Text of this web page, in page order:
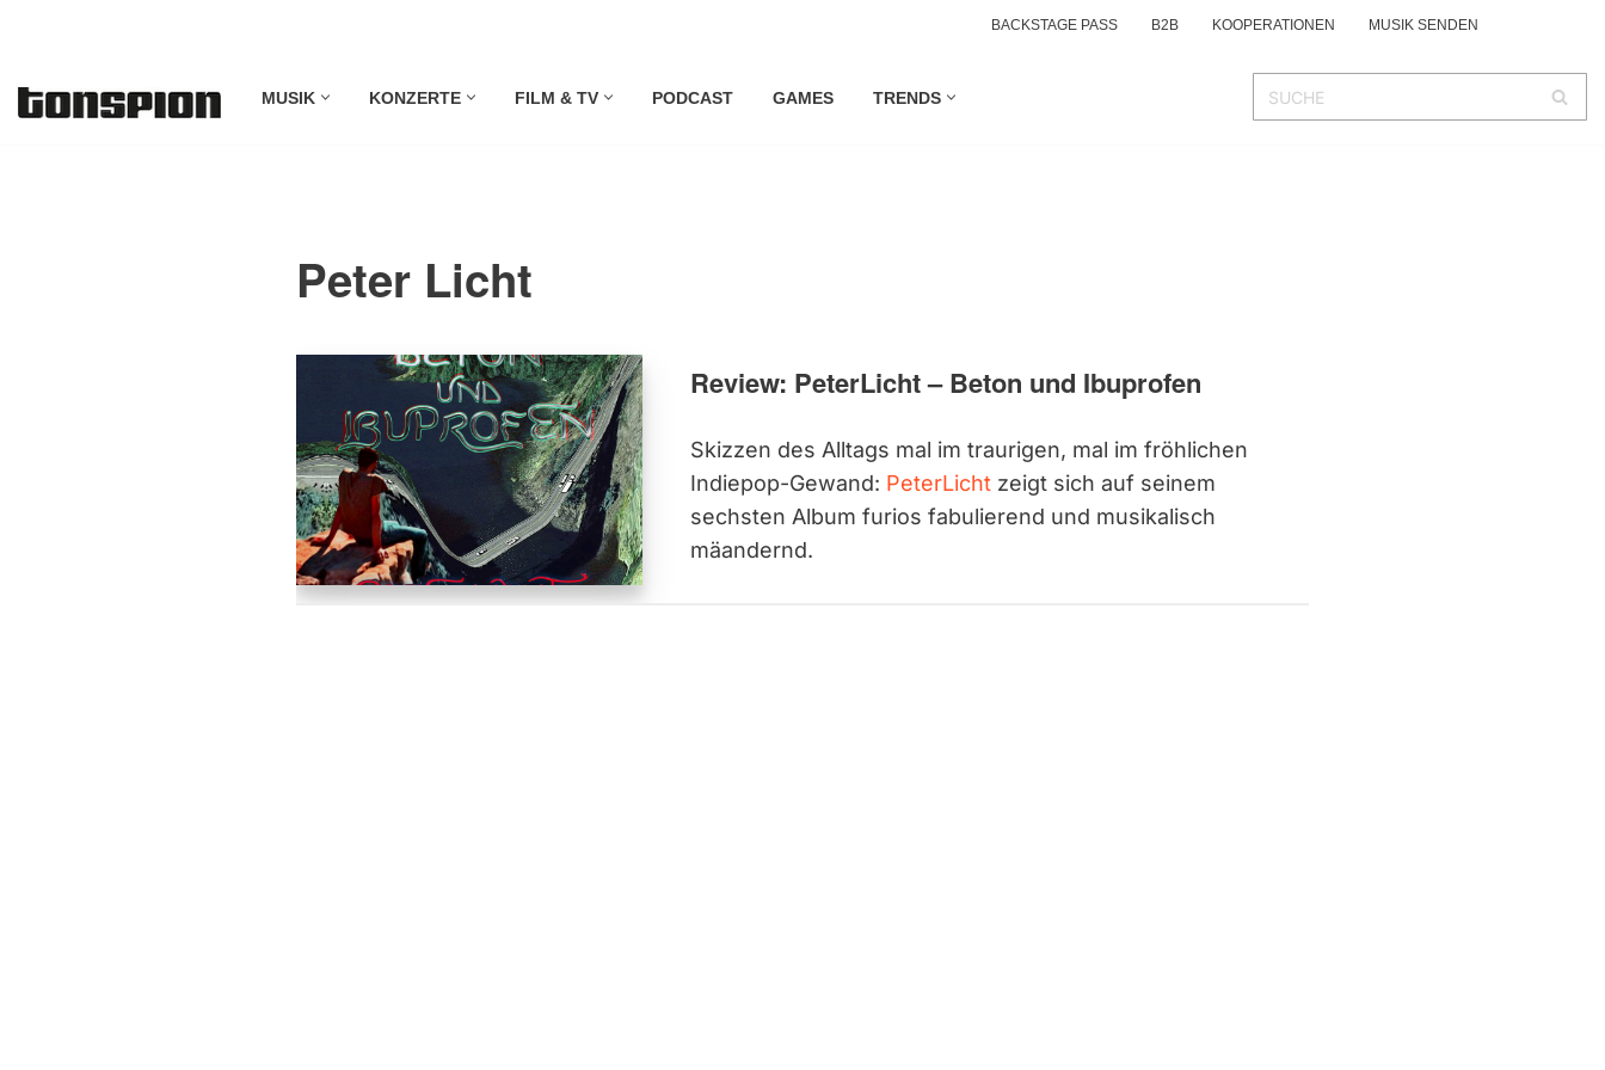
Inhalt
BACKSTAGE PASS B2B KOOPERATIONEN MUSIK SENDEN
MUSIK KONZERTE FILM & TV PODCAST GAMES TRENDS
Peter Licht
Review: PeterLicht – Beton und Ibuprofen
Skizzen des Alltags mal im traurigen, mal im fröhlichen
Indiepop-Gewand: PeterLichtzeigt sich auf seinem
sechsten Album furios fabulierend und musikalisch
mäandernd.